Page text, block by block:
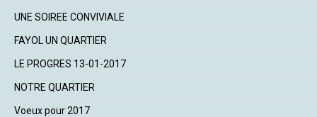
UNE SOIREE CONVIVIALE
FAYOL UN QUARTIER
LE PROGRES 13-01-2017
NOTRE QUARTIER
Voeux pour 2017